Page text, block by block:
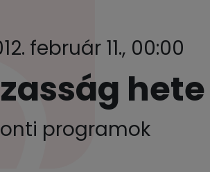
február 11., 00:00
hete
programok